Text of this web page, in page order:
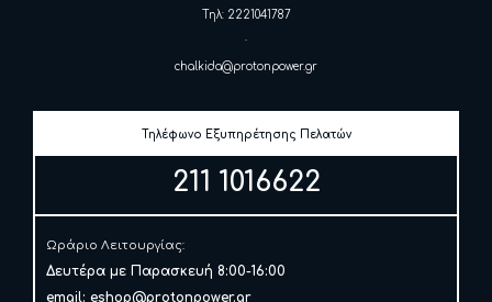
Τηλ: 2221041787
chalkida@protonpower.gr
Τηλέφωνο Εξυπηρέτησης Πελατών
211 1016622
Ωράριο Λειτουργίας:
Δευτέρα με Παρασκευή 8:00-16:00
email: eshop@protonpower.gr